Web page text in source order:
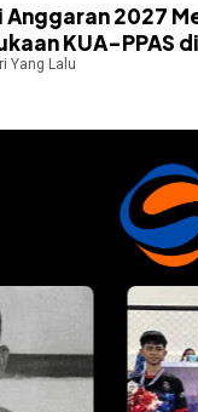
Anggaran 2027
KUA-PPAS
Yang Lalu